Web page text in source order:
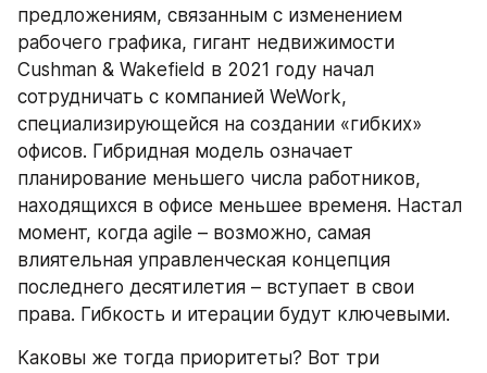
предложениям, связанным с изменением
рабочего графика, гигант недвижимости
Cushman & Wakefield в 2021 году начал
сотрудничать с компанией WeWork,
специализирующейся на создании «гибких»
офисов. Гибридная модель означает
планирование меньшего числа работников,
находящихся в офисе меньшее временя. Настал
момент, когда agile – возможно, самая
влиятельная управленческая концепция
последнего десятилетия – вступает в свои
права. Гибкость и итерации будут ключевыми.
Каковы же тогда приоритеты? Вот три